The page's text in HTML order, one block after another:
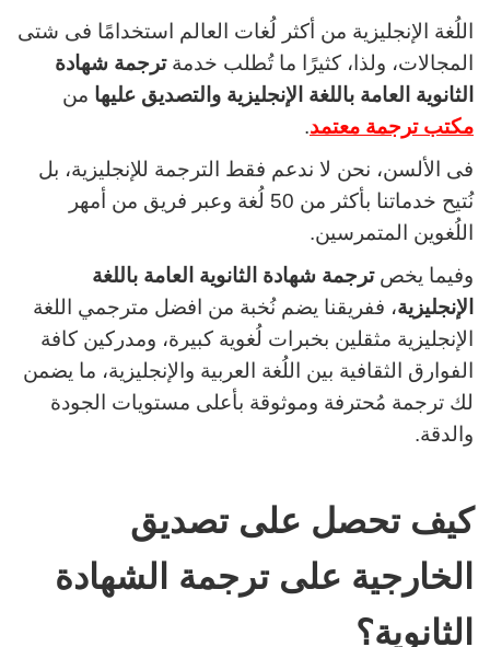
اللُغة الإنجليزية من أكثر لُغات العالم استخدامًا فى شتى
المجالات، ولذا، كثيرًا ما تُطلب خدمةترجمة شهادة
الثانوية العامة باللغة الإنجليزية والتصديق عليها من
مكتب ترجمة معتمد.
فى الألسن، نحن لا ندعم فقط الترجمة للإنجليزية، بل
نُتيح خدماتنا بأكثر من 50 لُغة وعبر فريق من أمهر
اللُغوين المتمرسين.
وفيما يخصترجمة شهادة الثانوية العامة باللغة
الإنجليزية، ففريقنا يضم نُخبة من افضل مترجمي اللغة
الإنجليزية مثقلين بخبرات لُغوية كبيرة، ومدركين كافة
الفوارق الثقافية بين اللُغة العربية والإنجليزية، ما يضمن
لك ترجمة مُحترفة وموثوقة بأعلى مستويات الجودة
والدقة.
كيف تحصل على تصديق
الخارجية على ترجمة الشهادة
الثانوية؟